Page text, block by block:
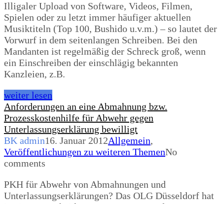
Illigaler Upload von Software, Videos, Filmen,
Spielen oder zu letzt immer häufiger aktuellen
Musiktiteln (Top 100, Bushido u.v.m.) – so lautet der
Vorwurf in dem seitenlangen Schreiben. Bei den
Mandanten ist regelmäßig der Schreck groß, wenn
ein Einschreiben der einschlägig bekannten
Kanzleien, z.B.
weiter lesen
Anforderungen an eine Abmahnung bzw.
Prozesskostenhilfe für Abwehr gegen
Unterlassungserklärung bewilligt
BK admin16. Januar 2012Allgemein,
Veröffentlichungen zu weiteren ThemenNo
comments
PKH für Abwehr von Abmahnungen und
Unterlassungserklärungen? Das OLG Düsseldorf hat